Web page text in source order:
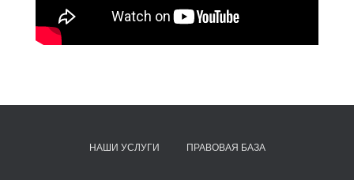
НАШИ УСЛУГИ ПРАВОВАЯ БАЗА